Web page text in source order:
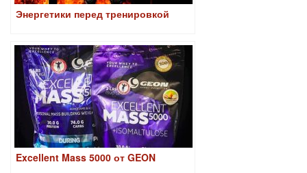
Энергетики перед тренировкой
Excellent Mass 5000 от GEON